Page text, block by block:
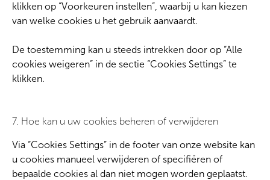
klikken op “Voorkeuren instellen”, waarbij u kan kiezen
van welke cookies u het gebruik aanvaardt.
De toestemming kan u steeds intrekken door op “Alle
cookies weigeren” in de sectie “Cookies Settings” te
klikken.
7. Hoe kan u uw cookies beheren of verwijderen
Via “Cookies Settings” in de footer van onze website kan
u cookies manueel verwijderen of specifiëren of
bepaalde cookies al dan niet mogen worden geplaatst.